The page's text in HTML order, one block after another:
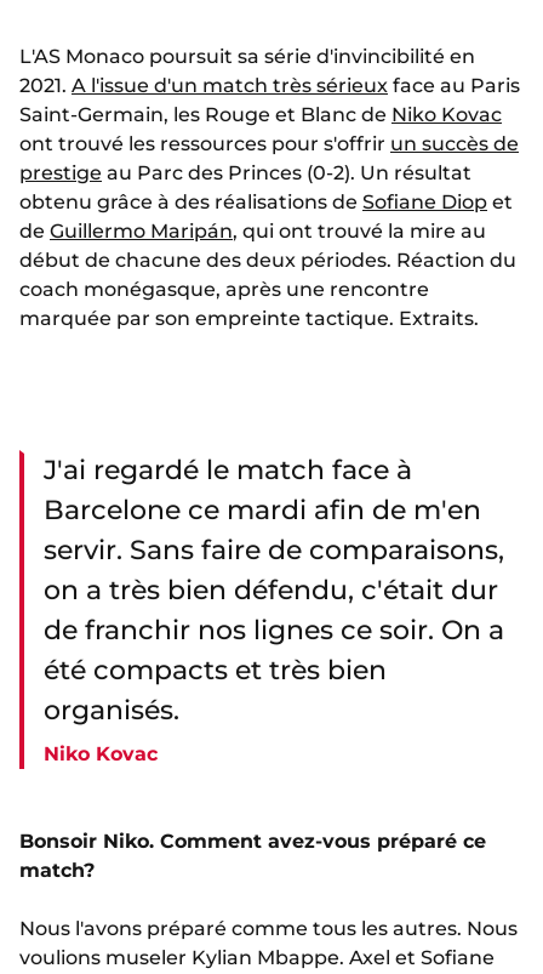
L'AS Monaco poursuit sa série d'invincibilité en
2021. A l'issue d'un match très sérieux face au Paris
Saint-Germain, les Rouge et Blanc de Niko Kovac
ont trouvé les ressources pour s'offrir un succès de
prestige au Parc des Princes (0-2). Un résultat
obtenu grâce à des réalisations de Sofiane Diop et
de Guillermo Maripán, qui ont trouvé la mire au
début de chacune des deux périodes. Réaction du
coach monégasque, après une rencontre
marquée par son empreinte tactique. Extraits.
J'ai regardé le match face à
Barcelone ce mardi afin de m'en
servir. Sans faire de comparaisons,
on a très bien défendu, c'était dur
de franchir nos lignes ce soir. On a
été compacts et très bien
organisés.
Niko Kovac
Bonsoir Niko. Comment avez-vous préparé ce
match?
Nous l'avons préparé comme tous les autres. Nous
voulions museler Kylian Mbappe. Axel et Sofiane